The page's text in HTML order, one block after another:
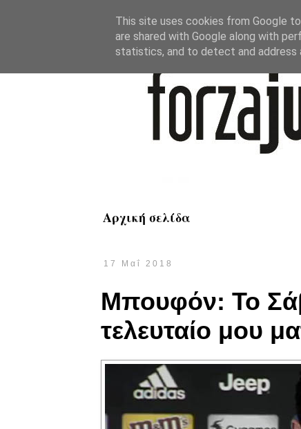
Αρχική σελίδα
17 Μαΐ 2018
Μπουφόν: Το
τελευταίο μου
This site uses cookies from Google
are shared with Google along with
statistics, and to detect and address